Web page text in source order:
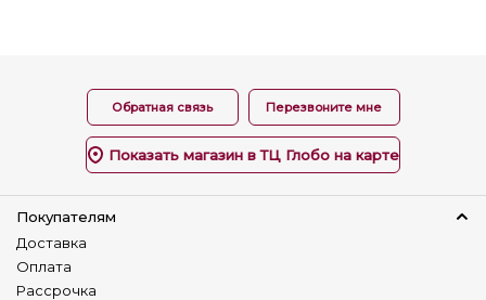
Обратная связь Перезвоните мне
Показать магазин в ТЦ Глобо на карте
Покупателям
Доставка
Оплата
Рассрочка